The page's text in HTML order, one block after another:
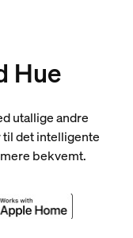
Hue
utallige andre
det intelligente
bekvemt.